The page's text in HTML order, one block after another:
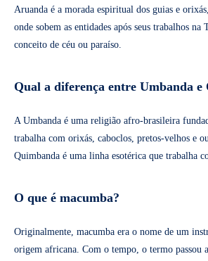
Aruanda é a morada espiritual dos guias e
onde sobem as entidades após seus trabalhos
conceito de céu ou paraíso.
Qual a diferença entre Umbanda e
A Umbanda é uma religião afro-brasileira
trabalha com orixás, caboclos, pretos-velhos e
Quimbanda é uma linha esotérica que trabalha
O que é macumba?
Originalmente, macumba era o nome de um
origem africana. Com o tempo, o termo passou